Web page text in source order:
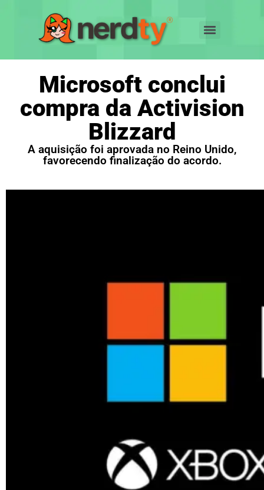
Microsoft conclui
compra da Activision
Blizzard
A aquisição foi aprovada no Reino Unido,
favorecendo finalização do acordo.